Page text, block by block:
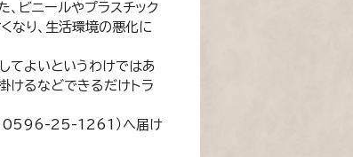
、ビニールやプラスチック
なり、生活環境の悪化に
てよいというわけではあ
けるなどできるだけトラ
：0596-25-1261）へ届け